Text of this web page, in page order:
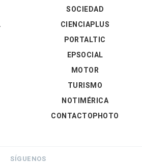
SOCIEDAD
CIENCIAPLUS
PORTALTIC
EPSOCIAL
MOTOR
TURISMO
NOTIMÉRICA
CONTACTOPHOTO
SÍGUENOS